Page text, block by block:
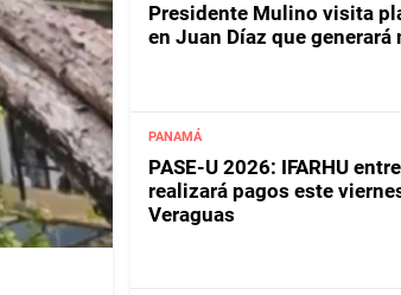
Presidente Mulino visita
en Juan Díaz que generará
PANAMÁ
PASE-U 2026: IFARHU
realizará pagos este
Veraguas